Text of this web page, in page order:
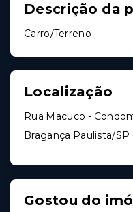
Descrição da
Carro/Terreno
Localização
Rua Macuco -
Bragança Paulista/SP
Gostou do